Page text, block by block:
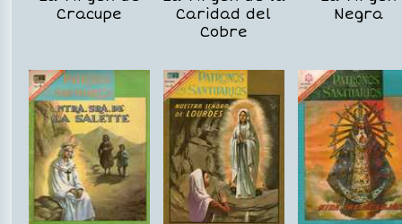
Cracupe
Caridad del
Cobre
Negra